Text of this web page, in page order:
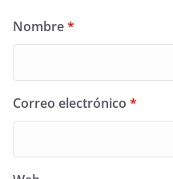
Nombre*
Correo electrónico *